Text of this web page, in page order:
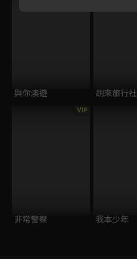
與你澳遊 胡來旅行社
VIP
非常警察 我本少年